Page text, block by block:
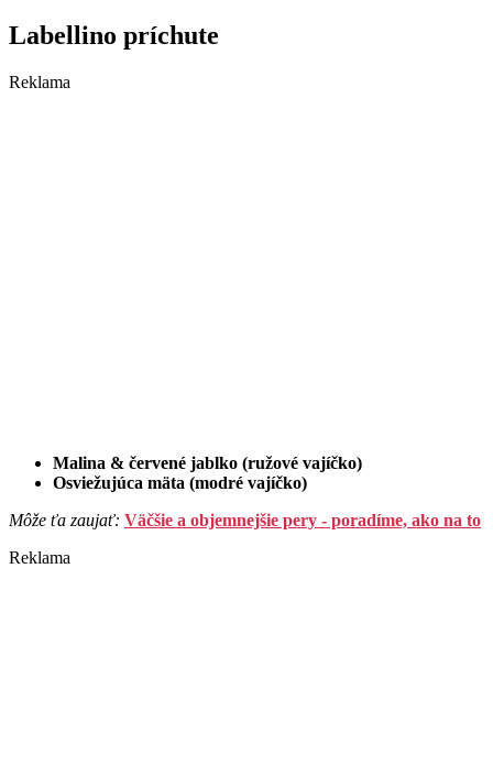
Labellino príchute
Reklama
Malina & červené jablko (ružové vajíčko)
Osviežujúca mäta (modré vajíčko)
Môže ťa zaujať: Väčšie a objemnejšie pery - poradíme, ako na to
Reklama